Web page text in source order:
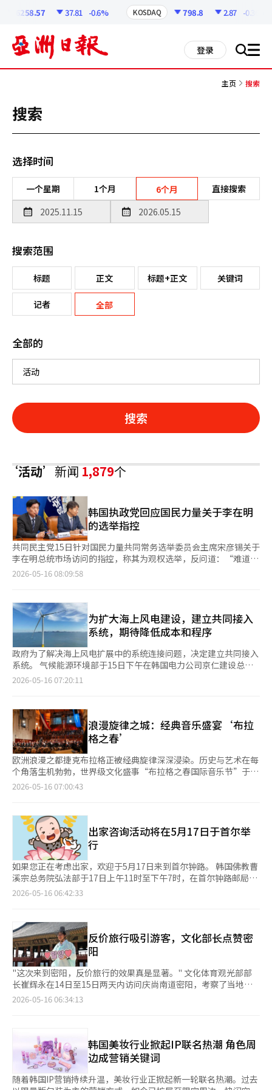
6258.57 37.81 -0.6% KOSDAQ 798.8 2.87 -0.36%
登录 搜 all
主页 搜索
搜索
选择时间
一个星期 1个月 6个月 直接搜索
搜索范围
标题 正文 标题+正文 关键词
记者 全部
全部的
搜索
‘活动’新闻1,879个
韩国执政党回应国民力量关于李在明
的选举指控
共同民主党15日针对国民力量共同常务选举委员会主席宋彦锡关于
李在明总统市场访问的指控，称其为观权选举，反问道：“难道选
举期间国家事务也要瘫痪吗？” 赵承来在当天的记者见面会上表
常运转。难道总统在外交、安全、政治、社会、安全和人民生命等
方面不能进行沟通吗？”他对这种说法表示强烈不满，称其为“纯
粹的政治攻势，实在是低级的言论”。 此外，曾任法官的崔基相
也指出：“如果在野党认为总统的国政运营违反法律，那么首先应
明确指出违反了哪条法律。他认为在选举中质疑总统的国政运营并
不合适。” 与此同时，宋委员在当天的脸书上发文称：“总统已
经超越了选举干预的层面，直接参与选举活动。这是赤裸裸的观权
选举和选举干预。”他提到李总统于13日访问蔚山南目马城市场，
政治故乡，而成南市长候选人金炳旭是青瓦台政务秘书出身，因此
选址的企图意图非常不纯。”他还表示：“历任总统都曾面临选举
干预的争议，但没有哪位总统在距离选举20多天时，每天都亲自走
访全国传统市场进行选举活动。”※ 本报道经人工智能（AI）系统
翻译与编辑。
2026-05-16 08:09:58
为扩大海上风电建设，建立共同接入
系统，期待降低成本和程序
政府为了解决海上风电扩展中的系统连接问题，决定建立共同接入
系统。 气候能源环境部于15日下午在韩国电力公司京仁建设总部
举行了“海上风电共同接入推进协议签署仪式及座谈会”。 这是
的海上风电容量每年增加4GW，最终达到10.5GW的蓝图。 政府决
定集中力量扩充海上风电建设的核心基础设施，包括港口、安装船
舶和融资。同时，整顿海上风电项目推进的核心许可，即军作战性
协商，并尽早发布长期普及招标的实施方案。此外，设立了国级组
织海上风电推进团，并计划从2029年开始进行规划用地招标，将
平均需时约10年的项目周期缩短至6.5年以内。 此前，海上风电项
目是由各个独立的项目运营商分别建设连接陆地变电站的接入线
路。然而，随着海上风电场规模的扩大，因重复建设输电线路而导
设集成变电站的共同接入设施，以便大规模海上风电的快速连接和
普及。通过公共主导的方式，在岛屿或海岸地区的多个海上风电项
目运营商可以共同接入。 这将有助于降低接入成本，从而降低海
上风电的发电成本，并预计减少韩国电力公司的电力购买成本。此
外，在韩国电力公司公共网络与海上风电接入线路相邻的区域，通
过整合设施的建设，韩国电力公司的网络投资成本也将减少。 在
此次活动中，海上风电共同接入候选地的9个地点中，首先与海宁
地区的海上风电项目运营商签署了工作协议（MOU），以便优先
少到287公里，减少幅度达到59%。总投资将比独立接入减少3.6
万亿韩元，海上风电的发电成本预计将降低至平均20韩元/kWh。
此外，气候部与韩国电力公司在协议签署后的座谈会上介绍了海上
风电共同接入的具体推进方案。政府计划在海上风电密集的候选区
域，通过项目运营商之间的协商，计划在今年第三季度之前扩大共
同接入。为此，将征求关于制度改善支持内容、受益者负担原则与
公共性相结合的费用分担方案的意见。 气候部部长金成焕表
示：“可再生能源的扩展是关乎国家生存的能源安全核心课题，海
可壁垒方面的坚实支持者。”※ 本报道经人工智能（AI）系统翻译
与编辑。
2026-05-16 07:20:11
浪漫旋律之城：经典音乐盛宴‘布拉
格之春’
欧洲浪漫之都捷克布拉格正被经典旋律深深浸染。历史与艺术在每
个角落生机勃勃，世界级文化盛事“布拉格之春国际音乐节”于12
日拉开帷幕。尤其是今年，十几岁的韩国钢琴家获奖的消息传来，
文化活动。今年，世界著名指挥家西蒙·拉特尔和今年的驻场艺术
家芭芭拉·哈尼根等顶级音乐家将登台演出，吸引全球音乐爱好者
前往布拉格。 布拉格最近被重新关注为一个可以同时享受经典音
乐、表演艺术、美食、设计和生活方式的文化旅行目的地。在此次
音乐节中，整个布拉格将成为一个巨大的艺术舞台。坐落于伏尔塔
瓦河畔的宏伟的鲁道夫音乐厅和展示新艺术风格的市民会馆等历史
名胜将举办多样的演出。尤其在春季和初夏，户外咖啡馆与伏尔塔
瓦河畔的各种文化活动自然融合，更加深刻地感受到布拉格独特的
作为节日的一部分，每年举办的第77届布拉格之春国际音乐比赛钢
琴组中，18岁的韩国钢琴家孙世赫获得了冠军。布拉格之春国际音
乐比赛被视为全球年轻音乐家的重要平台。 根据金浩文化基金会
的消息，孙世赫于14日在布拉格举行的决赛中，与布拉格交响乐团
合作演奏了布拉姆斯的第一钢琴协奏曲，最终获得第一名。他获得
了25万捷克克朗（约合179万元人民币）的奖金，并获得了2027年
布拉格之春国际音乐节的特别演出机会。 此外，世界著名作曲家
陈恩淑也作为节日现代音乐平台“布拉格后代”的驻场作曲家参与
幕演出通过驻韩捷克文化中心的社交媒体直播，激发了国内游客对
欧洲旅行的怀念。 捷克旅游局韩国办事处主任米哈伊尔·普罗哈
斯卡表示：“布拉格之春国际音乐节通过经典音乐生动展示了布拉
格这座城市的历史和艺术性，是捷克的代表文化活动。尤其是今
年，韩国音乐家的表现格外突出，进一步加深了韩国与捷克之间的
2026-05-16 07:00:43
出家咨询活动将在5月17日于首尔举
行
如果您正在考虑出家，欢迎于5月17日来到首尔钟路。 韩国佛教曹
溪宗总务院弘法部于17日上午11时至下午7时，在首尔钟路邮局路
的传统文化广场设立“2026年灯会传统文化广场出家咨询摊
出家相关视频、体验佛教情感贴纸、石头冥想、拍照区等互动项
目，向公众亲切传达出家的意义和僧团的生活。 现场将由出家咨
询师慧元法师进行出家过程和僧侣生活的咨询，并通过发放出家指
南和视频播放，帮助参与者更容易理解出家和修行者的生活。 曹
溪宗将在佛诞日（24日）前举行多项活动。首先，16日晚7时将在
兴仁之门前开始灯会游行。约5万人将手持各式各样的10万盏自制
灯笼，沿着钟路游行，游行路线为兴仁之门~钟路~曹溪寺。 传统
文化广场是一个可以体验韩国传统和佛教文化及表演的街头节日，
青年和大学生活动等多种场合开展出家咨询和修行文化体验项目，
旨在降低出家的心理距离，增进对僧团的理解。”
2026-05-16 06:42:33
反价旅行吸引游客，文化部长点赞密
阳
"这次来到密阳，反价旅行的效果真是显著。" 文化体育观光部部
长崔辉永在14日至15日两天内访问庆尚南道密阳，考察了当地旅
游现状，并如是说道。 崔部长观看了密阳阿里郎表演，在清学书
流出，去年密阳人口降至10万以下。然而，凭借以阿里郎为代表的
传统文化、文化遗产和地方美食，密阳在吸引游客方面下了很大功
夫，前来密阳的人数反而在增加。最近，年轻创业者们通过开发地
方特产如部便饼，吸引了年轻人的目光。 此外，反价旅行吸引了
2026-05-16 06:34:13
韩国美妆行业掀起IP联名热潮 角色周
边成营销关键词
随着韩国IP营销持续升温，美妆行业正掀起新一轮联名热潮。过去